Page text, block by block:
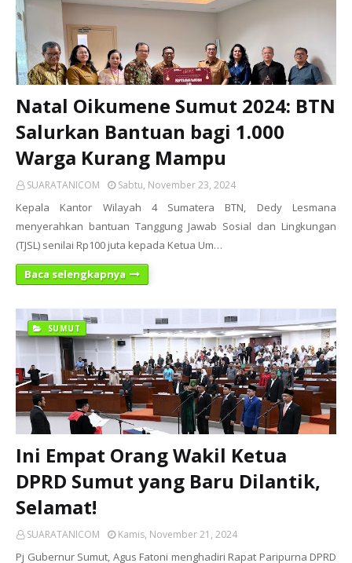
Natal Oikumene Sumut 2024: BTN
Salurkan Bantuan bagi 1.000
Warga Kurang Mampu
SUARATANICOM Sabtu, November 23, 2024
Kepala Kantor Wilayah 4 Sumatera BTN, Dedy Lesmana
menyerahkan bantuan Tanggung Jawab Sosial dan Lingkungan
(TJSL) senilai Rp100 juta kepada Ketua Um…
Baca selengkapnya
SUMUT
Ini Empat Orang Wakil Ketua
DPRD Sumut yang Baru Dilantik,
Selamat!
SUARATANICOM Kamis, November 21, 2024
Pj Gubernur Sumut, Agus Fatoni menghadiri Rapat Paripurna DPRD